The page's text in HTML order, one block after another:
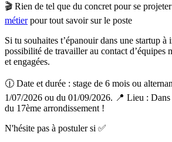
🎬 Rien de tel que du concret pour se
métierpour tout savoir sur le poste
Si tu souhaites t’épanouir dans une startup
possibilité de travailler au contact d’équipes
et engagées.
🕧 Date et durée : stage de 6 mois ou
1/07/2026 ou du 01/09/2026. 📍 Lieu : Dans
du 17ème arrondissement !
N'hésite pas à postuler si ✅